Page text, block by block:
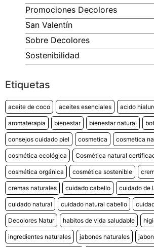
Promociones Decolores
San Valentín
Sobre Decolores
Sostenibilidad
Etiquetas
aceite de coco aceites esenciales acido
aromaterapia bienestar bienestar natural
consejos cuidado piel cosmetica cosmetica
cosmética ecológica Cosmética natural
cosmética orgánica cosmética sostenible
cremas naturales cuidado cabello cuidado de
cuidado natural cuidado natural cabello
Decolores Natur habitos de vida saludable
ingredientes naturales jabones naturales